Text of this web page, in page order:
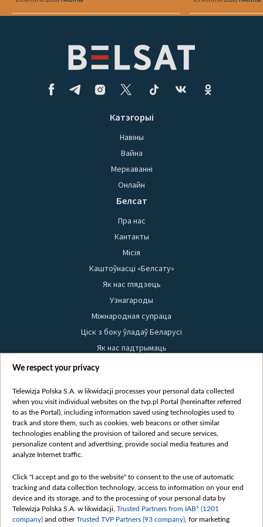
Катэгорыі
Навіны
Вайна
Меркаванні
Онлайн
Белсат
Пра нас
Кантакты
Місія
Каштоўнасці «Белсату»
Як нас глядзець
Узнагароды
Міжнародная супраца
Ціск з боку ўладаў Беларусі
Як нас падтрымаць
Правілы выкарыстання матэрыялаў
Бяспека
Youtube
Белсат news
Белсат Shorts
Жэстачайшы мульт
Belsat English
Biełsat PL
We respect your privacy
Telewizja Polska S.A. w likwidacji processes your personal data collected
when you visit individual websites on the tvp.pl Portal (hereinafter referred
to as the Portal), including information saved using technologies used to
track and store them, such as cookies, web beacons or other similar
technologies enabling the provision of tailored and secure services,
personalize content and advertising, provide social media features and
analyze Internet traffic.
Click "I accept and go to the website" to consent to the use of automatic
tracking and data collection technology, access to information on your end
device and its storage, and to the processing of your personal data by
Telewizja Polska S.A. w likwidacji, Trusted Partners from IAB* (1201
company) and otherTrusted TVP Partners (93 company) , for marketing